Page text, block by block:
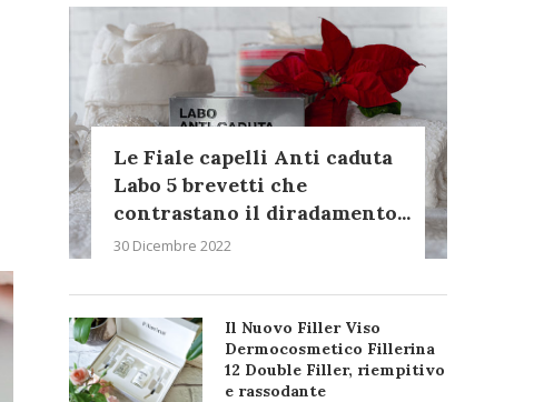
Le Fiale capelli Anti caduta
Labo 5 brevetti che
contrastano il diradamento...
30 Dicembre 2022
Il Nuovo Filler Viso
Dermocosmetico Fillerina
12 Double Filler, riempitivo
e rassodante